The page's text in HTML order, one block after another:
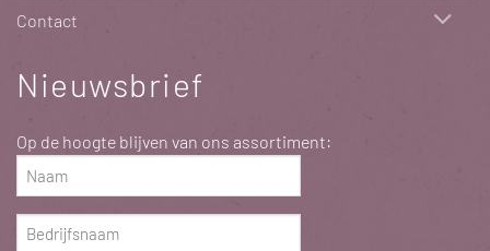
Contact
Nieuwsbrief
Op de hoogte blijven van ons assortiment:
Naam
(Vereist)
Bedrijfsnaam